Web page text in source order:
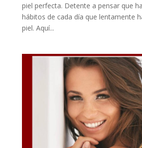
piel perfecta. Detente a pensar que
hábitos de cada día que lentamente
piel. Aquí...